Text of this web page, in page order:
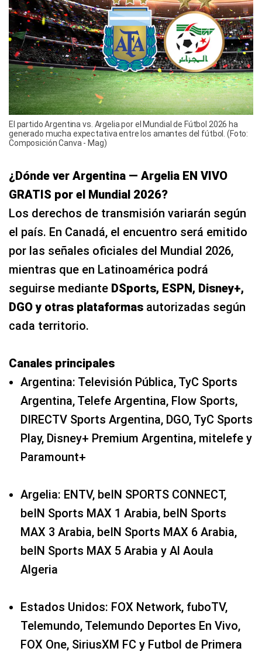
El partido Argentina vs. Argelia por el Mundial de Fútbol 2026 ha
generado mucha expectativa entre los amantes del fútbol. (Foto:
Composición Canva - Mag)
¿Dónde ver Argentina — Argelia EN VIVO
GRATIS por el Mundial 2026?
Los derechos de transmisión variarán según
el país. En Canadá, el encuentro será emitido
por las señales oficiales del Mundial 2026,
mientras que en Latinoamérica podrá
seguirse mediante DSports, ESPN, Disney+,
DGO y otras plataformas autorizadas según
cada territorio.
Canales principales
Argentina: Televisión Pública, TyC Sports
Argentina, Telefe Argentina, Flow Sports,
DIRECTV Sports Argentina, DGO, TyC Sports
Play, Disney+ Premium Argentina, mitelefe y
Paramount+
Argelia: ENTV, beIN SPORTS CONNECT,
beIN Sports MAX 1 Arabia, beIN Sports
MAX 3 Arabia, beIN Sports MAX 6 Arabia,
beIN Sports MAX 5 Arabia y Al Aoula
Algeria
Estados Unidos: FOX Network, fuboTV,
Telemundo, Telemundo Deportes En Vivo,
FOX One, SiriusXM FC y Futbol de Primera